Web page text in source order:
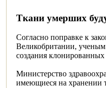
Ткани умерших
Согласно поправке к
Великобритании, ученым
создания клонированных
Министерство
имеющиеся на хранении